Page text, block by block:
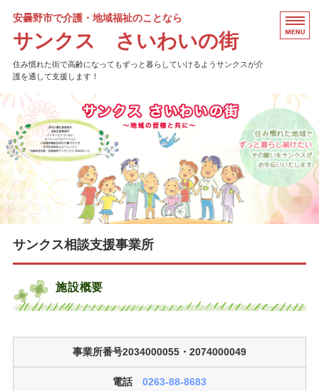
安曇野市で介護・地域福祉のことなら
サンクス さいわいの街
住み慣れた街で高齢になってもずっと暮らしていけるようサンクスが介
護を通して支援します！
ホーム
会社概要
FAQ・利用者様の声
求人情報
サンクス相談支援事業所
施設概要
事業所番号2034000055・2074000049
電話 0263-88-8683